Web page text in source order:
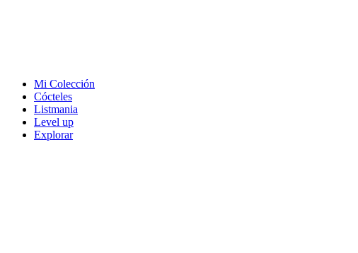
Mi Colección
Cócteles
Listmania
Level up
Explorar